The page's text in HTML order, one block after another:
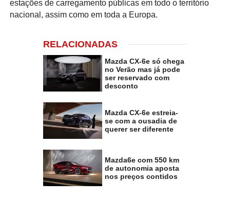
estações de carregamento públicas em todo o território
nacional, assim como em toda a Europa.
RELACIONADAS
Mazda CX-6e só chega
no Verão mas já pode
ser reservado com
desconto
Mazda CX-6e estreia-
se com a ousadia de
querer ser diferente
Mazda6e com 550 km
de autonomia aposta
nos preços contidos